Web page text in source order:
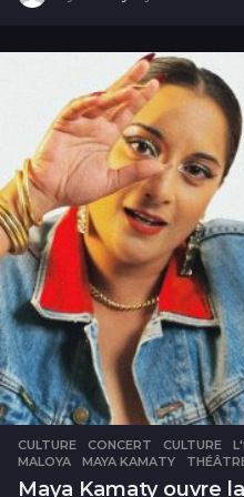
u
r
CULTURE CONCERT ,CULTURE ,
MALOYA
,MAYA KAMATY ,
Maya Kamaty ouvre